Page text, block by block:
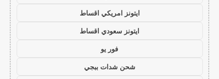
ايتونز امريكي اقساط
ايتونز سعودي اقساط
فور يو
شحن شدات ببجي